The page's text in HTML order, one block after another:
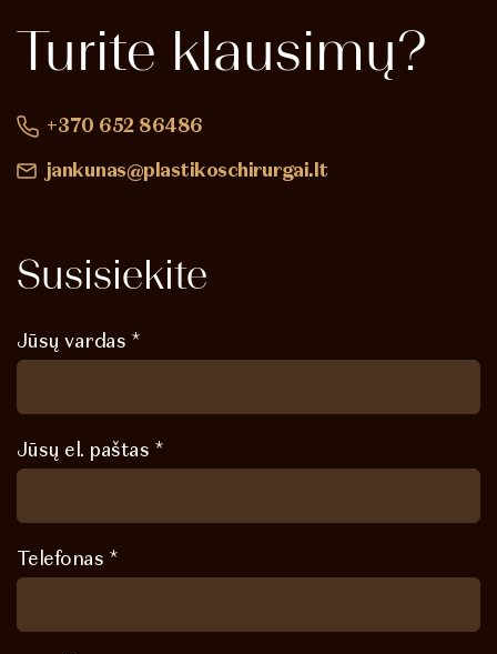
Turite klausimų?
+370 652 86486
jankunas@plastikoschirurgai.lt
Susisiekite
Jūsų vardas *
Jūsų el. paštas *
Telefonas *